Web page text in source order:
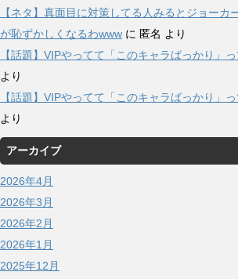
【ネタ】真面目に対策してる人みるとジョーカ
が恥ずかしくなるわwww に 匿名 より
【話題】VIPやってて「このキャラばっかり」
より
【話題】VIPやってて「このキャラばっかり」
より
アーカイブ
2026年4月
2026年3月
2026年2月
2026年1月
2025年12月